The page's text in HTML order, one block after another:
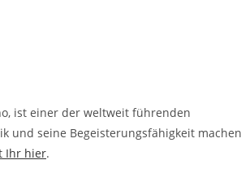
ist einer der weltweit führenden
und seine Begeisterungsfähigkeit machen
Ihr hier.